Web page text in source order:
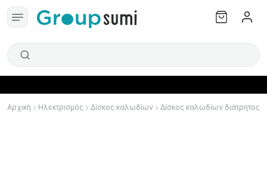
Αρχική Ηλεκτρισμός Δίσκος καλωδίων Δίσκος καλωδίων διάτρητος